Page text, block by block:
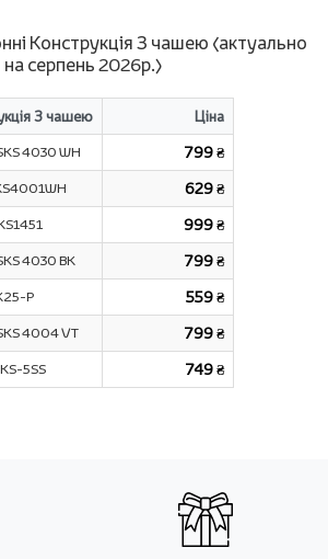
Конструкція З чашею (актуально
на серпень 2026р.)
З чашею Ціна
4030 WH 799 ₴
629 ₴
999 ₴
4030 BK 799 ₴
P 559 ₴
4004 VT 799 ₴
5SS 749 ₴